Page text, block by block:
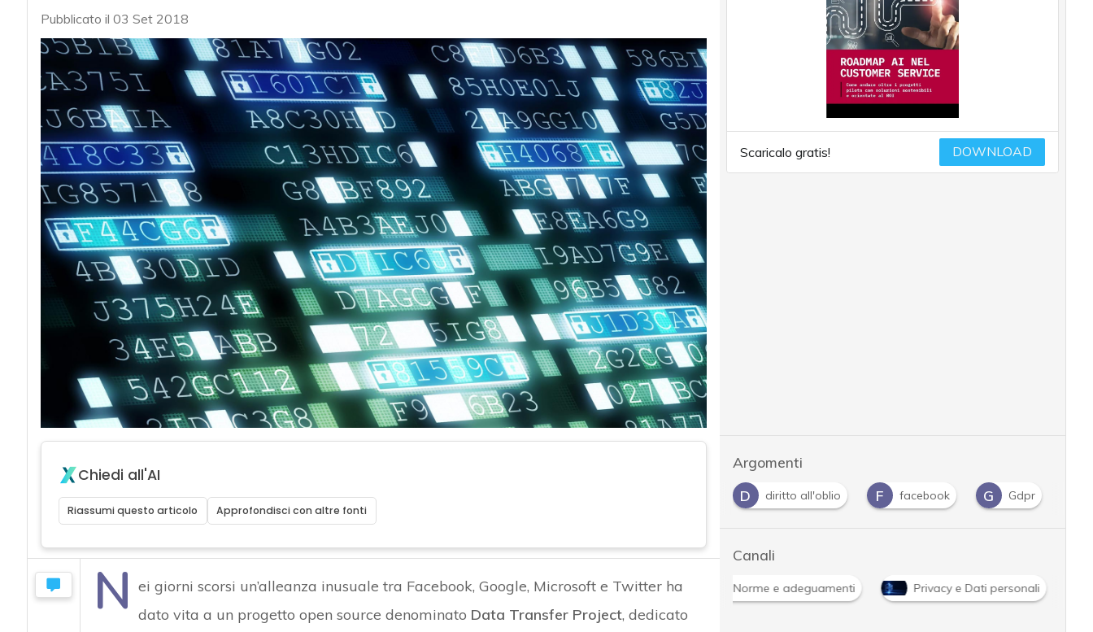
Pubblicato il 03 Set 2018
Chiedi all'AI
Riassumi questo articolo Approfondisci con altre fonti
N ei giorni scorsi un’alleanza inusuale tra Facebook, Google, Microsoft e Twitter ha
dato vita a un progetto open source denominato Data Transfer Project, dedicato
Scaricalo gratis! DOWNLOAD
Argomenti
D diritto all'oblio F facebook G Gdpr
Canali
Norme e adeguamenti Privacy e Dati personali